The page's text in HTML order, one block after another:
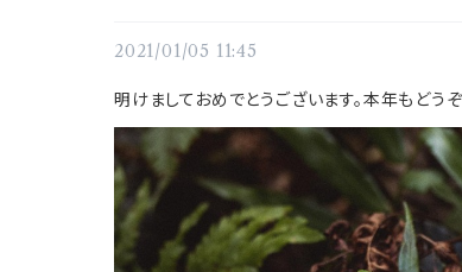
2021/01/05 11:45
明けましておめでとうございます。本年もどう